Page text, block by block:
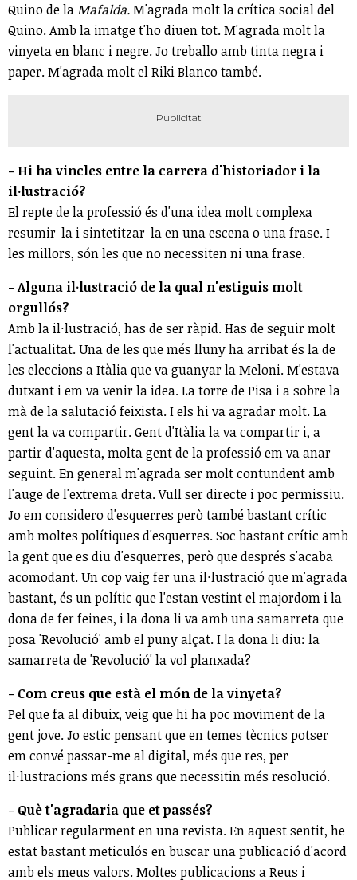
Quino de laMafalda.M'agrada molt la crítica social del
Quino. Amb la imatge t'ho diuen tot. M'agrada molt la
vinyeta en blanc i negre. Jo treballo amb tinta negra i
paper. M'agrada molt el Riki Blanco també.
- Hi ha vincles entre la carrera d'historiador i la
il·lustració?
El repte de la professió és d'una idea molt complexa
resumir-la i sintetitzar-la en una escena o una frase. I
les millors, són les que no necessiten ni una frase.
- Alguna il·lustració de la qual n'estiguis molt
orgullós?
Amb la il·lustració, has de ser ràpid. Has de seguir molt
l'actualitat. Una de les que més lluny ha arribat és la de
les eleccions a Itàlia que va guanyar la Meloni. M'estava
dutxant i em va venir la idea. La torre de Pisa i a sobre la
mà de la salutació feixista. I els hi va agradar molt. La
gent la va compartir. Gent d'Itàlia la va compartir i, a
partir d'aquesta, molta gent de la professió em va anar
seguint. En general m'agrada ser molt contundent amb
l'auge de l'extrema dreta. Vull ser directe i poc permissiu.
Jo em considero d'esquerres però també bastant crític
amb moltes polítiques d'esquerres. Soc bastant crític amb
la gent que es diu d'esquerres, però que després s'acaba
acomodant. Un cop vaig fer una il·lustració que m'agrada
bastant, és un polític que l'estan vestint el majordom i la
dona de fer feines, i la dona li va amb una samarreta que
posa 'Revolució' amb el puny alçat. I la dona li diu: la
samarreta de 'Revolució' la vol planxada?
- Com creus que està el món de la vinyeta?
Pel que fa al dibuix, veig que hi ha poc moviment de la
gent jove. Jo estic pensant que en temes tècnics potser
em convé passar-me al digital, més que res, per
il·lustracions més grans que necessitin més resolució.
- Què t'agradaria que et passés?
Publicar regularment en una revista. En aquest sentit, he
estat bastant meticulós en buscar una publicació d'acord
amb els meus valors. Moltes publicacions a Reus i